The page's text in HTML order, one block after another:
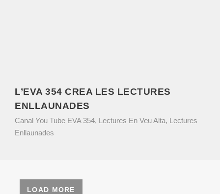
L’EVA 354 CREA LES LECTURES
ENLLAUNADES
Canal You Tube EVA 354, Lectures En Veu Alta, Lectures
Enllaunades
LOAD MORE